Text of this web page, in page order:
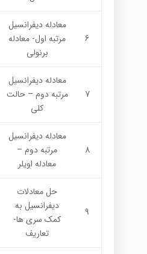
6
معادله ديفرانسيل
مرتبه اول- معادله
برنولي
7
معادله ديفرانسيل
مرتبه دوم – حالت
كلي
8
معادله ديفرانسيل
مرتبه دوم –
معادله اويلر
9
حل معادلات
ديفرانسيل به
كمك سري ها-
تعاريف